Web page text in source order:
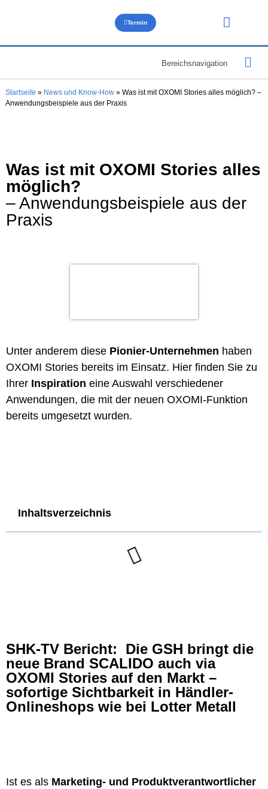
Termin
Bereichsnavigation
Startseite » News und Know-How» Was ist mit OXOMI Stories alles möglich? –
Anwendungsbeispiele aus der Praxis
Was ist mit OXOMI Stories alles
möglich?
– Anwendungsbeispiele aus der
Praxis
Unter anderem diese Pionier-Unternehmen haben
OXOMI Stories bereits im Einsatz. Hier finden Sie zu
Ihrer Inspiration eine Auswahl verschiedener
Anwendungen, die mit der neuen OXOMI-Funktion
bereits umgesetzt wurden.
Inhaltsverzeichnis
SHK-TV Bericht: Die GSH bringt die
neue Brand SCALIDO auch via
OXOMI Stories auf den Markt –
sofortige Sichtbarkeit in Händler-
Onlineshops wie bei Lotter Metall
Ist es als Marketing- und Produktverantwortlicher